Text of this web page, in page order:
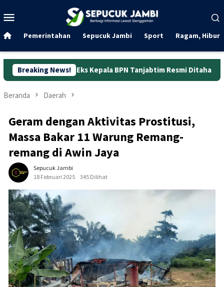
ke
Mobile
Pemerintahan Sepucuk Jambi Sport Ragam,
Breaking News!
Eks Kepala BPN Tanjabtim Resmi Ditahan Dunia Kerja
Beranda Daerah
Geram dengan Aktivitas Prostitusi,
Massa Bakar 11 Warung Remang-
remang di Awin Jaya
Sepucuk Jambi
18 Februari 2025
345 Dilihat